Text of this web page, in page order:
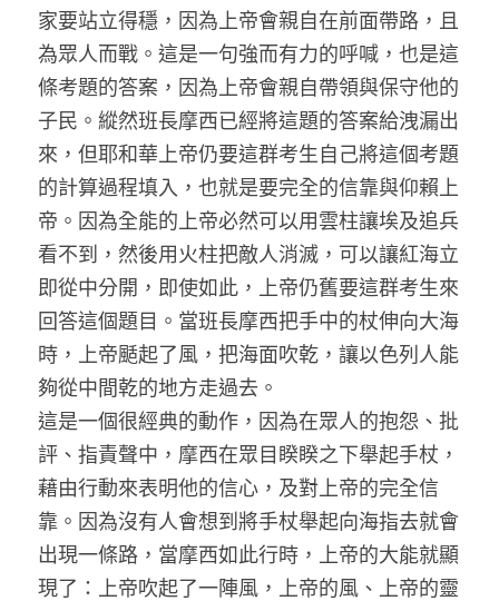
家要站立得穩，因為上帝會親自在前面帶路，且
為眾人而戰。這是一句強而有力的呼喊，也是這
條考題的答案，因為上帝會親自帶領與保守他的
子民。縱然班長摩西已經將這題的答案給洩漏出
來，但耶和華上帝仍要這群考生自己將這個考題
的計算過程填入，也就是要完全的信靠與仰賴上
帝。因為全能的上帝必然可以用雲柱讓埃及追兵
看不到，然後用火柱把敵人消滅，可以讓紅海立
即從中分開，即使如此，上帝仍舊要這群考生來
回答這個題目。當班長摩西把手中的杖伸向大海
時，上帝颳起了風，把海面吹乾，讓以色列人能
夠從中間乾的地方走過去。
這是一個很經典的動作，因為在眾人的抱怨、批
評、指責聲中，摩西在眾目睽睽之下舉起手杖，
藉由行動來表明他的信心，及對上帝的完全信
靠。因為沒有人會想到將手杖舉起向海指去就會
出現一條路，當摩西如此行時，上帝的大能就顯
現了：上帝吹起了一陣風，上帝的風、上帝的靈